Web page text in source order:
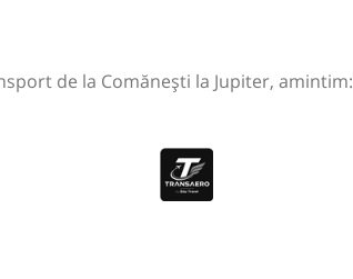
de la Comănești la Jupiter, amintim: